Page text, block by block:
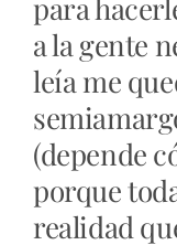
para
a la gente
leía me
(depende
porque
realidad